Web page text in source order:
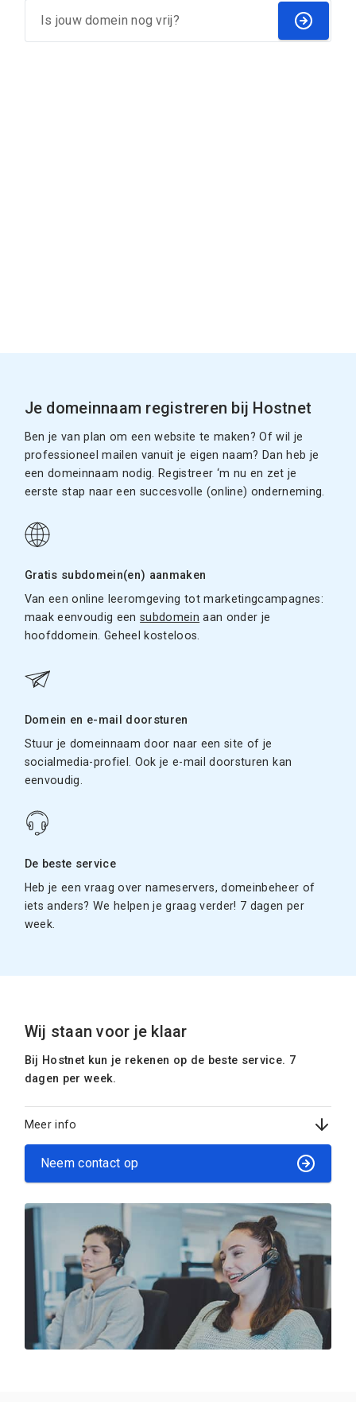
Je domeinnaam registreren bij Hostnet
Ben je van plan om een website te maken? Of wil je
professioneel mailen vanuit je eigen naam? Dan heb je
een domeinnaam nodig. Registreer ‘m nu en zet je
eerste stap naar een succesvolle (online) onderneming.
Gratis subdomein(en) aanmaken
Van een online leeromgeving tot marketingcampagnes:
maak eenvoudig eensubdomein aan onder je
hoofddomein. Geheel kosteloos.
Domein en e-mail doorsturen
Stuur je domeinnaam door naar een site of je
socialmedia-profiel. Ook je e-mail doorsturen kan
eenvoudig.
De beste service
Heb je een vraag over nameservers, domeinbeheer of
iets anders? We helpen je graag verder! 7 dagen per
week.
Wij staan voor je klaar
Bij Hostnet kun je rekenen op de beste service. 7
dagen per week.
Meer info
Neem contact op